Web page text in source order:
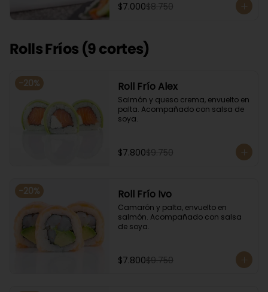
$7.000$8.750
Rolls Fríos (9 cortes)
-20% Roll Frío Alex
Salmón y queso crema, envuelto en
palta. Acompañado con salsa de
soya.
$7.800$9.750
-20% Roll Frío Ivo
Camarón y palta, envuelto en
salmón. Acompañado con salsa
de soya.
$7.800$9.750